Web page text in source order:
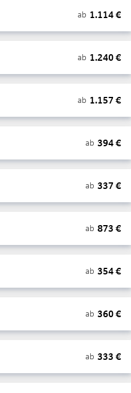
ab 1.114€
ab 1.240€
ab 1.157 €
ab 394€
ab 337 €
ab 873 €
ab 354€
ab 360€
ab 333 €